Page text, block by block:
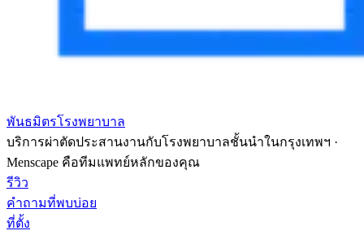
พันธมิตรโรงพยาบาล
บริการผ่าตัดประสานงานกับโรงพยาบาลชั้นนำในกรุงเทพฯ ·
Menscape คือทีมแพทย์หลักของคุณ
รีวิว
คำถามที่พบบ่อย
ที่ตั้ง